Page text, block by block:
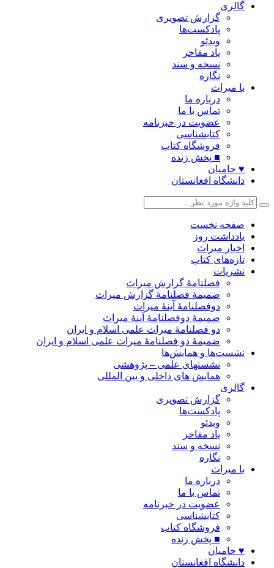
گالری
گزارش تصویری
پادکست‌ها
ویدئو
یاد مفاخر
نسخه و سند
نگاره
با میراث
درباره ما
تماس با ما
عضویت در خبرنامه
کتابشناسی
فروشگاه کتاب
■ پخش زنده
♥ حامیان
دانشگاه افغانستان
صفحه نخست
یادداشت روز
اخبار میراث
تازه‌های کتاب
نشریات
فصلنامۀ گزارش میراث
ضمیمۀ فصلنامۀ گزارش میراث
دوفصلنامۀ آینۀ میراث
ضمیمۀ دوفصلنامۀ آینۀ میراث
دو فصلنامۀ میراث علمی اسلام و ایران
ضمیمۀ دو فصلنامۀ میراث علمی اسلام و ایران
نشست‌ها و همایش‌ها
نشستهای علمی – پژوهشی
همایش های داخلی و بین المللی
گالری
گزارش تصویری
پادکست‌ها
ویدئو
یاد مفاخر
نسخه و سند
نگاره
با میراث
درباره ما
تماس با ما
عضویت در خبرنامه
کتابشناسی
فروشگاه کتاب
■ پخش زنده
♥ حامیان
دانشگاه افغانستان